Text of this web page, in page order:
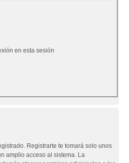
en esta sesión
Registrarte te tomará solo unos
amplio acceso al sistema. La